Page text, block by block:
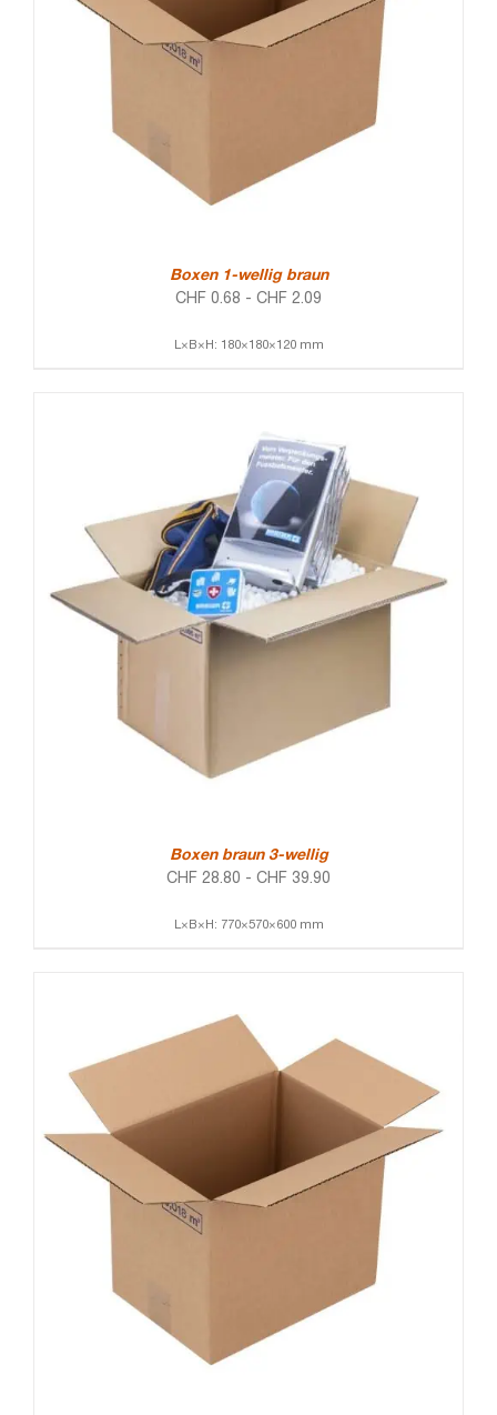
Boxen 1-wellig braun
CHF 0.68 - CHF 2.09
L×B×H: 180×180×120 mm
Boxen braun 3-wellig
CHF 28.80 - CHF 39.90
L×B×H: 770×570×600 mm